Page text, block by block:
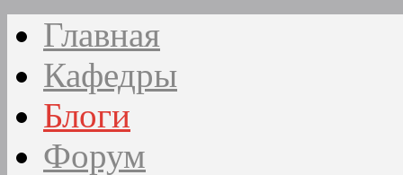
Главная
Кафедры
Блоги
Форум